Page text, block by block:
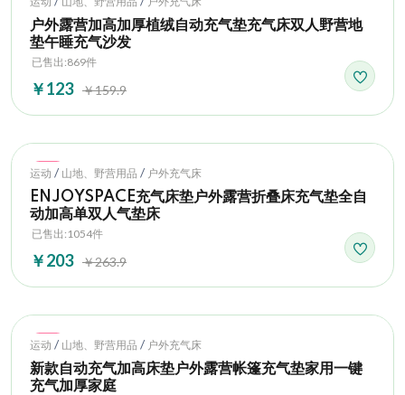
户外露营加高加厚植绒自动充气垫充气床双人野营地
垫午睡充气沙发
已售出:869件
￥123 ￥159.9
Hot
运动 / 山地、野营用品 / 户外充气床
ENJOYSPACE充气床垫户外露营折叠床充气垫全自
动加高单双人气垫床
已售出:1054件
￥203 ￥263.9
Hot
运动 / 山地、野营用品 / 户外充气床
新款自动充气加高床垫户外露营帐篷充气垫家用一键
充气加厚家庭